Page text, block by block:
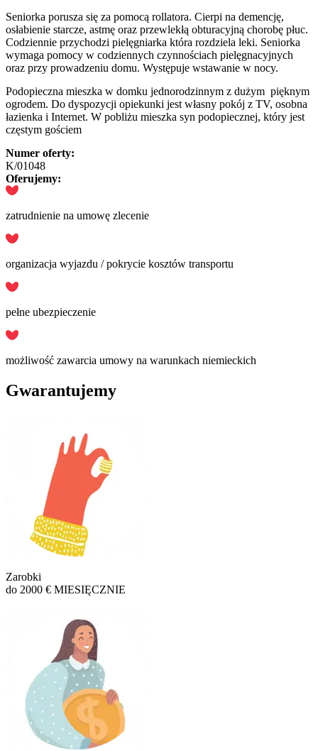
Seniorka porusza się za pomocą rollatora. Cierpi na demencję,
osłabienie starcze, astmę oraz przewlekłą obturacyjną chorobę płuc.
Codziennie przychodzi pielęgniarka która rozdziela leki. Seniorka
wymaga pomocy w codziennych czynnościach pielęgnacyjnych
oraz przy prowadzeniu domu. Występuje wstawanie w nocy.
Podopieczna mieszka w domku jednorodzinnym z dużym pięknym
ogrodem. Do dyspozycji opiekunki jest własny pokój z TV, osobna
łazienka i Internet. W pobliżu mieszka syn podopiecznej, który jest
częstym gościem
Numer oferty:
K/01048
Oferujemy:
zatrudnienie na umowę zlecenie
organizacja wyjazdu / pokrycie kosztów transportu
pełne ubezpieczenie
możliwość zawarcia umowy na warunkach niemieckich
Gwarantujemy
Zarobki
do 2000 € MIESIĘCZNIE